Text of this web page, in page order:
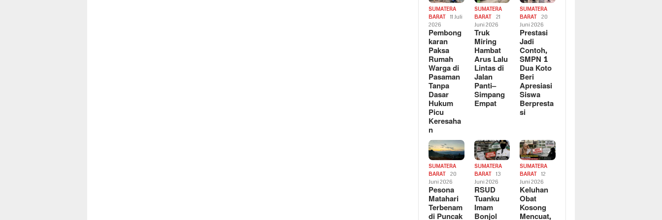
SUMATERA
BARAT
11 Juli
2026
Pembong
karan
Paksa
Rumah
Warga di
Pasaman
Tanpa
Dasar
Hukum
Picu
Keresaha
n
SUMATERA
BARAT
21
Juni 2026
Truk
Miring
Hambat
Arus Lalu
Lintas di
Jalan
Panti–
Simpang
Empat
SUMATERA
BARAT
20
Juni 2026
Prestasi
Jadi
Contoh,
SMPN 1
Dua Koto
Beri
Apresiasi
Siswa
Berpresta
si
SUMATERA
BARAT
20
Juni 2026
Pesona
Matahari
Terbenam
di Puncak
SUMATERA
BARAT
13
Juni 2026
RSUD
Tuanku
Imam
Bonjol
SUMATERA
BARAT
12
Juni 2026
Keluhan
Obat
Kosong
Mencuat,